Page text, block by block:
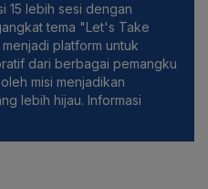
15 lebih sesi dengan
tema "Let's Take
platform untuk
dari berbagai pemangku
misi menjadikan
lebih hijau. Informasi